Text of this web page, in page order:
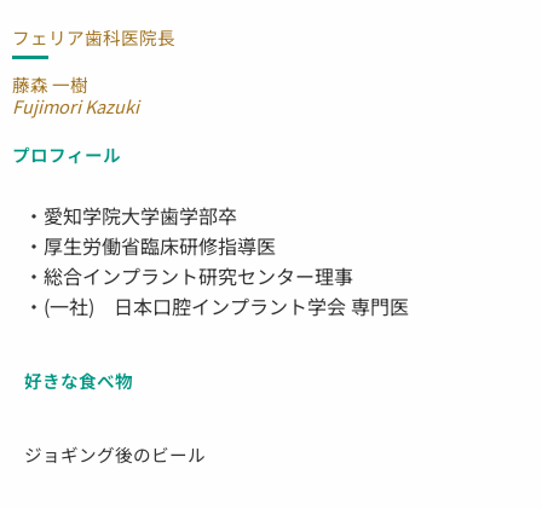
フェリア歯科医院長​
藤森 一樹
Fujimori Kazuki
プロフィール
・愛知学院大学歯学部卒
・厚生労働省臨床研修指導医
・総合インプラント研究センター理事
・(一社) 日本口腔インプラント学会 専門医
好きな食べ物
ジョギング後のビール